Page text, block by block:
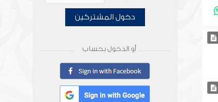
دخول المشتركين
أو الدخول بحساب